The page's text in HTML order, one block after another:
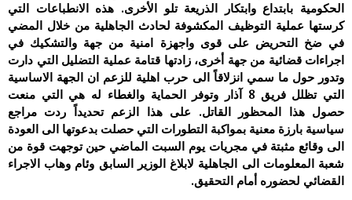
الحكومية بابتداع وابتكار الذريعة تلو الأخرى. هذه الانطباعات التي
كرستها عملية التوظيف المكشوفة لحادث ‏الجاهلية من خلال المضي
في ضخ التحريض على قوى واجهزة امنية من جهة والتشكيك في
اجراءات قضائية من جهة أخرى، زادتها ‏قتامة عملية التضليل التي دارت
وتدور حول ما سمي انزلاقاً الى حرب اهلية للزعم ان الجهة الاساسية
التي تظلل فريق 8 آذار وتوفر ‏الحماية والغطاء له هي التي منعت
حصول هذا المحظور القاتل. على هذا الزعم تحديداً ردت مراجع
سياسية بارزة معنية بمواكبة ‏التطورات التي حصلت بدعوتها الى العودة
الى وقائع مثبتة في مجريات يوم السبت الماضي حين توجهت قوة من
شعبة المعلومات الى ‏الجاهلية لابلاغ الوزير السابق وئام وهاب الاجراء
القضائي لحضوره أمام التحقيق.